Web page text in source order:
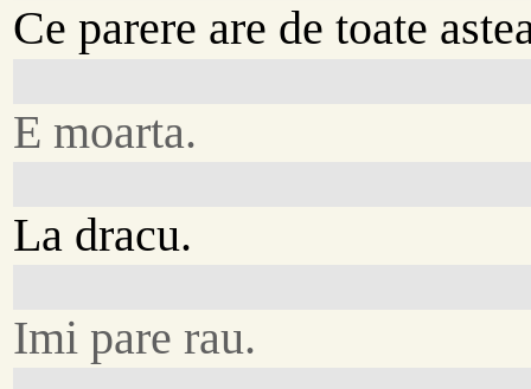
Ce parere are de toate
E moarta.
La dracu.
Imi pare rau.